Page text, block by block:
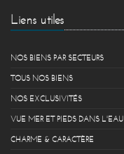
Liens utiles
NOS BIENS PAR SECTEURS
TOUS NOS BIENS
NOS EXCLUSIVITÉS
VUE MER ET PIEDS DANS L'EAU
CHARME & CARACTÈRE